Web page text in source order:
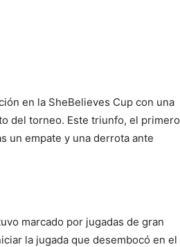
en la SheBelieves Cup con una
del torneo. Este triunfo, el primero
un empate y una derrota ante
marcado por jugadas de gran
la jugada que desembocó en el